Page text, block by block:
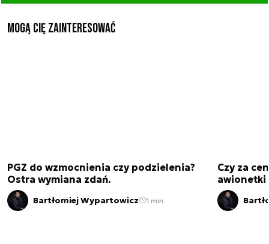
Mogą Cię zainteresować
PGZ do wzmocnienia czy podzielenia?
Ostra wymiana zdań.
Bartłomiej Wypartowicz 1 min.
Czy za
awionetki